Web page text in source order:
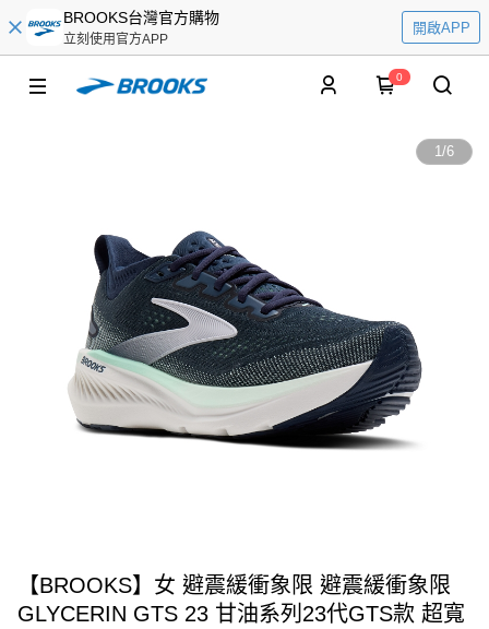
BROOKS台灣官方購物
立刻使用官方APP
開啟APP
0
1/6
【BROOKS】女 避震緩衝象限 避震緩衝象限
GLYCERIN GTS 23 甘油系列23代GTS款 超寬